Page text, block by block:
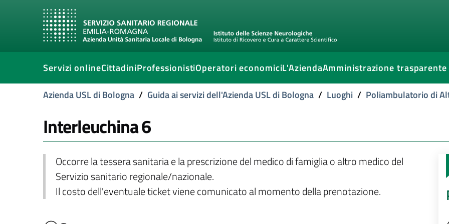
Servizi onlineCittadiniProfessionistiOperatori economiciL'AziendaAmministrazione trasparente
Azienda USL di Bologna / Guida ai servizi dell'Azienda USL di Bologna / Luoghi / Poliambulatorio di
Interleuchina 6
Occorre la tessera sanitaria e la prescrizione del medico di famiglia o altro medico del
Servizio sanitario regionale/nazionale.
Il costo dell'eventuale ticket viene comunicato al momento della prenotazione.